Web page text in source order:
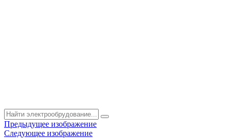
Предыдущее изображение
Следующее изображение